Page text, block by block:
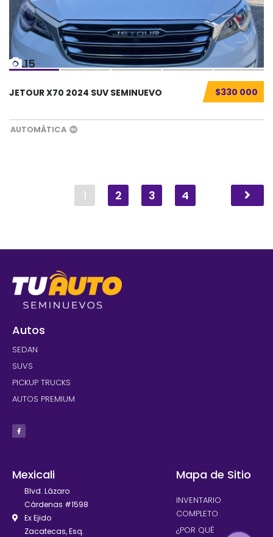
15
$330 000
JETOUR X70 2024 SUV SEMINUEVO
AUTOMÁTICA
1 2 3 4
Autos
SEDAN
SUVS
PICKUP TRUCKS
AUTOS PREMIUM
Mexicali
Blvd. Lázaro
Cárdenas #1598
Ex Ejido
Zacatecas, Esq.
Mapa de Sitio
INVENTARIO
COMPLETO
¿POR QUÉ